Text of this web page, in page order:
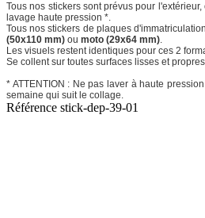
Tous nos stickers sont prévus pour
lavage haute pression *.
Tous nos stickers de plaques
(50x110 mm) ou moto (29x64 mm).
Les visuels restent identiques pour ces 2
Se collent sur toutes surfaces lisses et
* ATTENTION : Ne pas laver à haute
semaine qui suit le collage.
Référence stick-dep-39-01